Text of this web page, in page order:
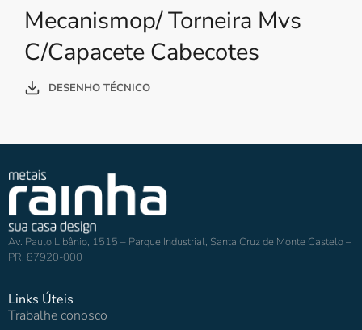
Mecanismop/ Torneira Mvs
C/Capacete Cabecotes
DESENHO TÉCNICO
Av. Paulo Libânio, 1515 – Parque Industrial, Santa Cruz de Monte Castelo –
PR, 87920-000
Links Úteis
Trabalhe conosco